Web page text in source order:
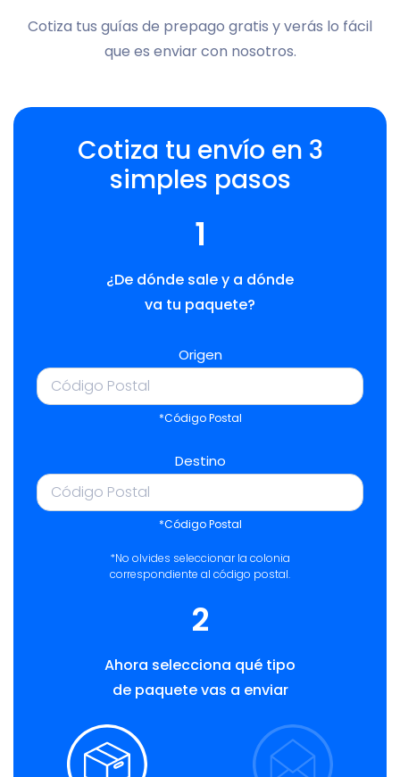
Cotiza tus guías de prepago gratis y verás lo fácil
que es enviar con nosotros.
Cotiza tu envío en 3
simples pasos
1
¿De dónde sale y a dónde
va tu paquete?
Origen
*Código Postal
Destino
*Código Postal
*No olvides seleccionar la colonia
correspondiente al código postal.
2
Ahora selecciona qué tipo
de paquete vas a enviar